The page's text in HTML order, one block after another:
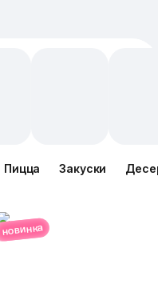
Пицца Закуски
новинка